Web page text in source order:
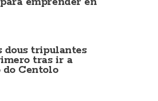
dous tripulantes
tras ir a
Centolo